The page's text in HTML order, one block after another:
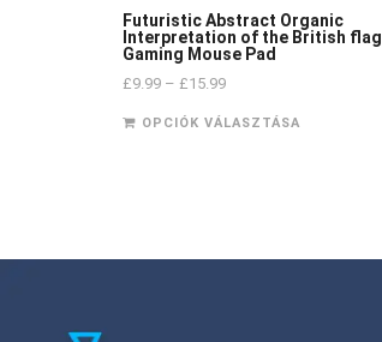
Futuristic Abstract Organic
Interpretation of the British flag
Gaming Mouse Pad
£9.99 – £15.99
OPCIÓK VÁLASZTÁSA